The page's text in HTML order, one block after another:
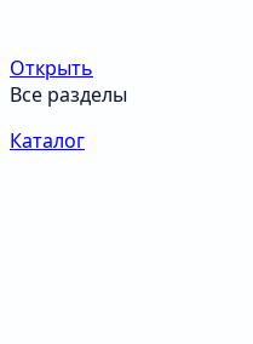
Открыть
Все разделы
Каталог